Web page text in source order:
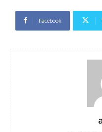
Facebook